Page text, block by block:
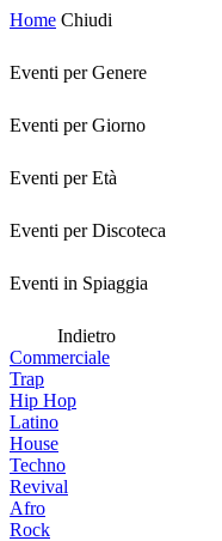
Home Chiudi
Eventi per Genere
Eventi per Giorno
Eventi per Età
Eventi per Discoteca
Eventi in Spiaggia
Indietro
Commerciale
Trap
Hip Hop
Latino
House
Techno
Revival
Afro
Rock